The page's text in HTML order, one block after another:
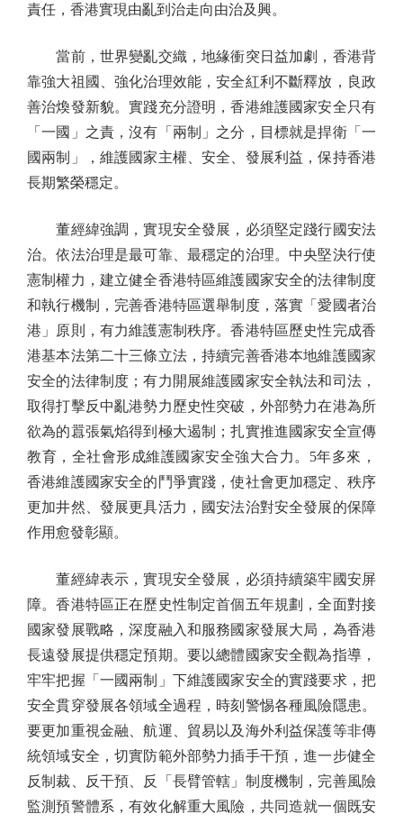
責任，香港實現由亂到治走向由治及興。
當前，世界變亂交織，地緣衝突日益加劇，香港背
靠強大祖國、強化治理效能，安全紅利不斷釋放，良政
善治煥發新貌。實踐充分證明，香港維護國家安全只有
「一國」之責，沒有「兩制」之分，目標就是捍衛「一
國兩制」，維護國家主權、安全、發展利益，保持香港
長期繁榮穩定。
董經緯強調，實現安全發展，必須堅定踐行國安法
治。依法治理是最可靠、最穩定的治理。中央堅決行使
憲制權力，建立健全香港特區維護國家安全的法律制度
和執行機制，完善香港特區選舉制度，落實「愛國者治
港」原則，有力維護憲制秩序。香港特區歷史性完成香
港基本法第二十三條立法，持續完善香港本地維護國家
安全的法律制度；有力開展維護國家安全執法和司法，
取得打擊反中亂港勢力歷史性突破，外部勢力在港為所
欲為的囂張氣焰得到極大遏制；扎實推進國家安全宣傳
教育，全社會形成維護國家安全強大合力。5年多來，
香港維護國家安全的鬥爭實踐，使社會更加穩定、秩序
更加井然、發展更具活力，國安法治對安全發展的保障
作用愈發彰顯。
董經緯表示，實現安全發展，必須持續築牢國安屏
障。香港特區正在歷史性制定首個五年規劃，全面對接
國家發展戰略，深度融入和服務國家發展大局，為香港
長遠發展提供穩定預期。要以總體國家安全觀為指導，
牢牢把握「一國兩制」下維護國家安全的實踐要求，把
安全貫穿發展各領域全過程，時刻警惕各種風險隱患。
要更加重視金融、航運、貿易以及海外利益保護等非傳
統領域安全，切實防範外部勢力插手干預，進一步健全
反制裁、反干預、反「長臂管轄」制度機制，完善風險
監測預警體系，有效化解重大風險，共同造就一個既安